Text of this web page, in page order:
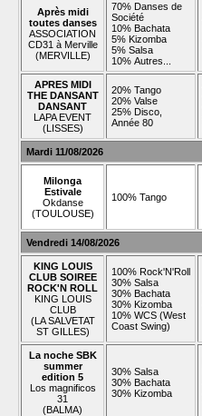
Après midi
toutes danses
ASSOCIATION
CD31 à Merville
(MERVILLE)
70% Danses de
Société
10% Bachata
5% Kizomba
5% Salsa
10% Autres...
APRES MIDI
THE DANSANT
DANSANT
LAPA EVENT
(LISSES)
20% Tango
20% Valse
25% Disco,
Année 80
Mardi 11/08/2026
Milonga
Estivale
Okdanse
(TOULOUSE)
100% Tango
Vendredi 14/08/2026
KING LOUIS
CLUB SOIREE
ROCK'N ROLL
KING LOUIS
CLUB
(LA SALVETAT
ST GILLES)
100% Rock'N'Roll
30% Salsa
30% Bachata
30% Kizomba
10% WCS (West
Coast Swing)
La noche SBK
summer
edition 5
Los magnificos
31
(BALMA)
30% Salsa
30% Bachata
30% Kizomba